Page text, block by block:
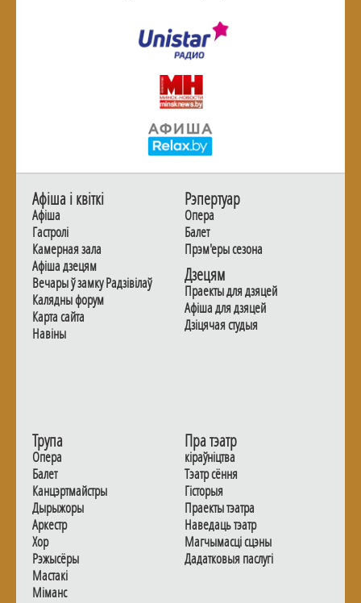
Афiша i квiткi
Афiша
Гастролi
Камерная зала
Афiша дзецям
Вечары ў замку Радзiвiлаў
Калядны форум
Карта сайта
Навiны
Рэпертуар
Опера
Балет
Прэм'еры сезона
Дзецям
Праекты для дзяцей
Афiша для дзяцей
Дзiцячая студыя
Трупа
Опера
Балет
Канцэртмайстры
Дырыжоры
Аркестр
Хор
Рэжысёры
Мастакі
Мiманс
Пра тэатр
кіраўніцтва
Тэатр сёння
Гiсторыя
Праекты тэатра
Наведаць тэатр
Магчымасцi сцэны
Дадаткoвыя паслугi